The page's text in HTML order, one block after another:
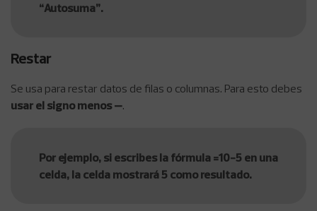
“Autosuma”.
Restar
Se usa para restar datos de filas o columnas. Para esto debes
usar el signo menos –.
Por ejemplo, si escribes la fórmula =10-5 en una
celda, la celda mostrará 5 como resultado.